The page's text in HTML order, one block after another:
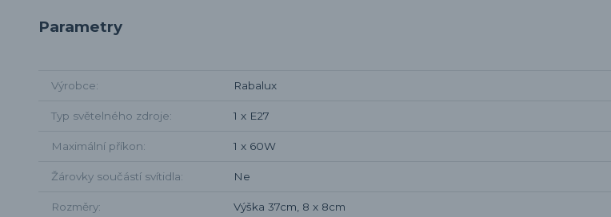
Parametry
Výrobce Rabalux
Typ světelného zdroje 1 x E27
Maximální příkon 1 x 60W
Žárovky součástí svítidla Ne
Rozměry Výška 37cm, 8 x 8cm